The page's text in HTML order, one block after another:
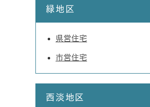
緑地区
県営住宅
市営住宅
西淡地区